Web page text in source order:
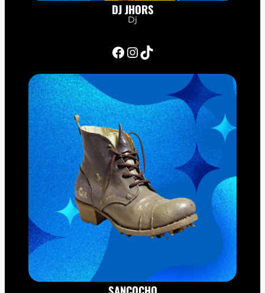
DJ JHORS
Dj
Facebook InstagramTikTok